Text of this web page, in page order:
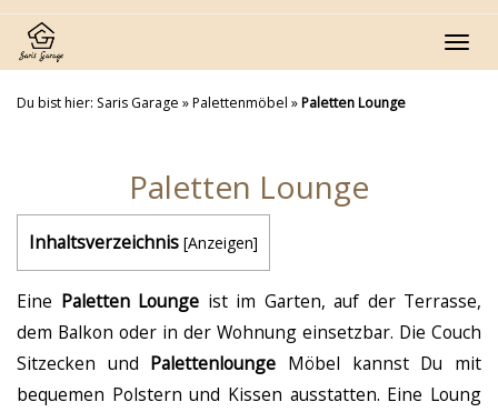
Skip
main
content
Du bist hier: Saris Garage »Palettenmöbel »Paletten Lounge
Paletten Lounge
Inhaltsverzeichnis [Anzeigen]
Eine Paletten Lounge ist im Garten, auf der Terrasse,
dem Balkon oder in der Wohnung einsetzbar. Die Couch
Sitzecken und Palettenlounge Möbel kannst Du mit
bequemen Polstern und Kissen ausstatten. Eine Loung